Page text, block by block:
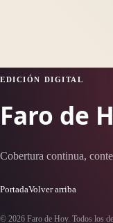
EDICIÓN DIGITAL
Faro de
Cobertura continua,
PortadaVolver arriba
© 2026 Faro de Hoy. Todos los